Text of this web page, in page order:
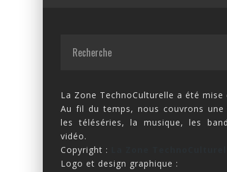
La Zone TechnoCulturelle a été
Au fil du temps, nous couvrons
les téléséries, la musique, les
vidéo.
Copyright :
Logo et design graphique :